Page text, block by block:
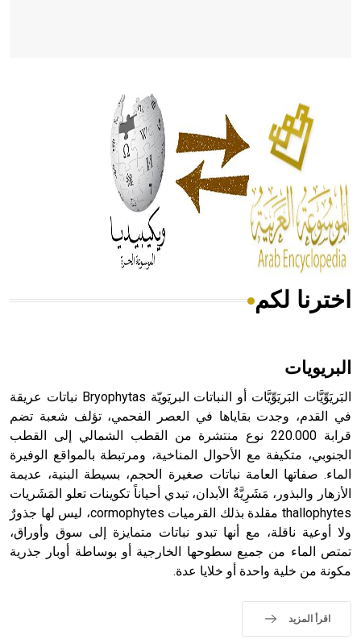
الحكم، الأدلة، تنظيم التغذية، ورسالته في جروح الرأس. ويعود
له الفضل بأنه حرر الطب من الدين والفلسفة.
- هل تعلم أن المرجان إفراز حيواني يتكون في البحر ويتركب
من مادة كربونات الكلسيوم، وهو أحمر أو شديد الحمرة وهو
أجود أنواعه، ويمتاز بكبر الحجم ويسمى الش
هل تعلم أن الأبسيد كلمة فرنسية اللفظ تم اعتمادها مصطلحاً
- هل تعلم أن أبجر Abgar اسم معروف جيداً يعود إلى عدد من
الملوك الذين حكموا مدينة إديسا (الرها) من أبجر الأول وحتى
التاسع، وهم ينتسبون إلى أسرة أوسروين
- هل تعلم أن الأبجدية الكنعانية تتألف من /22/ علامة كتابية
sign تكتب منفصلة غير متصلة، وتعتمد المبدأ الأكوروفوني،
اخترنا لكم
البريويات
البَريَوِّيَّات البَريَوِّيَّات أو النباتات البريَويّة Bryophytas نباتات عريقة
في القدم، وجدت بقاياها في العصر الفحمي، تؤلف شعبة تضم
قرابة 220.000 نوع منتشرة من القطب الشمالي إلى القطب
الجنوبي، متكيفة مع الأحوال المناخية، ومرتبطة بالمواقع الوفيرة
الماء. صفاتها العامة نباتات صغيرة الحجم، بسيطة البنية، عديمة
الأزهار والبذور، مَشَرِيَّةُ الأبدان، تبدي أحياناً تكوينات تعلو المَشَريات
thallophytes مقلدة بذلك القرميات cormophytes، ليس لها جذورٌ
ولا أوعية ناقلة، مع أنها تبدو نباتات متمايزة إلى سوق وأوراق،
تمتص الماء من جميع سطوحها الخارجية أو بوساطة أوبار جذرية
مكونة من خلية واحدة أو خلايا عدة.
اقرأ المزيد